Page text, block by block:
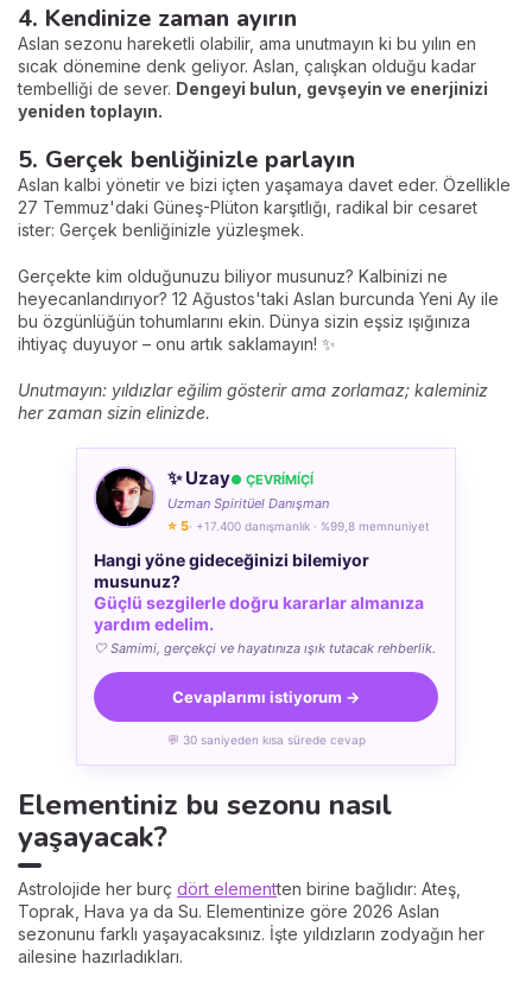
4. Kendinize zaman ayırın
Aslan sezonu hareketli olabilir, ama unutmayın ki bu yılın en
sıcak dönemine denk geliyor. Aslan, çalışkan olduğu kadar
tembelliği de sever. Dengeyi bulun, gevşeyin ve enerjinizi
yeniden toplayın.
5. Gerçek benliğinizle parlayın
Aslan kalbi yönetir ve bizi içten yaşamaya davet eder. Özellikle
27 Temmuz'daki Güneş-Plüton karşıtlığı, radikal bir cesaret
ister: Gerçek benliğinizle yüzleşmek.
Gerçekte kim olduğunuzu biliyor musunuz? Kalbinizi ne
heyecanlandırıyor? 12 Ağustos'taki Aslan burcunda Yeni Ay ile
bu özgünlüğün tohumlarını ekin. Dünya sizin eşsiz ışığınıza
ihtiyaç duyuyor – onu artık saklamayın! ✨
Unutmayın: yıldızlar eğilim gösterir ama zorlamaz; kaleminiz
her zaman sizin elinizde.
✨ Uzay● ÇEVRÍMÍÇÍ
Uzman Spiritüel Danışman
⭐ 5· +17.400 danışmanlık · %99,8 memnuniyet
Hangi yöne gideceğinizi bilemiyor
musunuz?
Güçlü sezgilerle doğru kararlar almanıza
yardım edelim.
🤍 Samimi, gerçekçi ve hayatınıza ışık tutacak rehberlik.
Cevaplarımı istiyorum →
💬 30 saniyeden kısa sürede cevap
Elementiniz bu sezonu nasıl
yaşayacak?
Astrolojide her burç dört elementten birine bağlıdır: Ateş,
Toprak, Hava ya da Su. Elementinize göre 2026 Aslan
sezonunu farklı yaşayacaksınız. İşte yıldızların zodyağın her
ailesine hazırladıkları.